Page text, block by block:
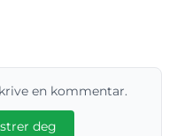
en kommentar.
deg